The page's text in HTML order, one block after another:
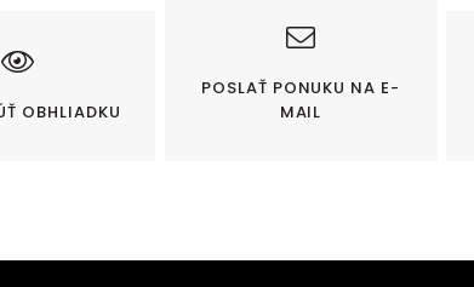
OBHLIADKU
POSLAŤ PONUKU NA E-
MAIL